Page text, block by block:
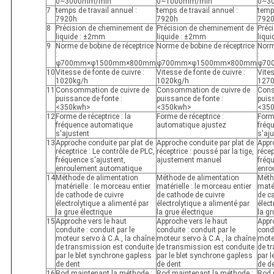
7
temps de travail annuel :
7920h
temps de travail annuel :
7920h
8
Précision de cheminement de
liquide : ±2mm
Précision de cheminement de
liquide : ±2mm
9
Norme de bobine de réceptrice
:
φ700mm×φ1500mm×800mm
Norme de bobine de réceptrice
:
φ700mm×φ1500mm×800mm
:
10Vitesse de fonte de cuivre :
1020kg/h
Vitesse de fonte de cuivre :
1020kg/h
11 Consommation de cuivre de
puissance de fonte :
<350kwh>
Consommation de cuivre de
puissance de fonte :
<350kwh>
12 Forme de réceptrice : la
fréquence automatique
s'ajustent
Forme de réceptrice :
automatique ajustez
13Approche conduite par plat de
réceptrice : Le contrôle de PLC,
fréquence s'ajustent,
enroulement automatique
Approche conduite par plat de
réceptrice : poussé par la tige,
ajustement manuel
14 Méthode de alimentation
matérielle : le morceau entier
de cathode de cuivre
électrolytique a alimenté par
la grue électrique
Méthode de alimentation
matérielle : le morceau entier
de cathode de cuivre
électrolytique a alimenté par
la grue électrique
de
la
15Approche vers le haut
conduite : conduit par le
moteur servo à C.A., la chaîne
de transmission est conduite
par le blet synchrone gapless
de dent
Approche vers le haut
conduite : conduit par le
moteur servo à C.A., la chaîne
de transmission est conduite
par le blet synchrone gapless
de dent
de
par
de